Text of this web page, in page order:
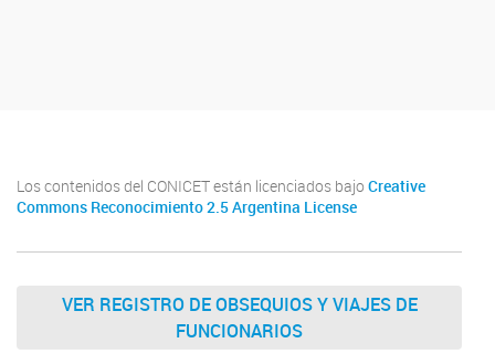
Los contenidos del CONICET están licenciados bajo Creative
Commons Reconocimiento 2.5 Argentina License
VER REGISTRO DE OBSEQUIOS Y VIAJES DE
FUNCIONARIOS